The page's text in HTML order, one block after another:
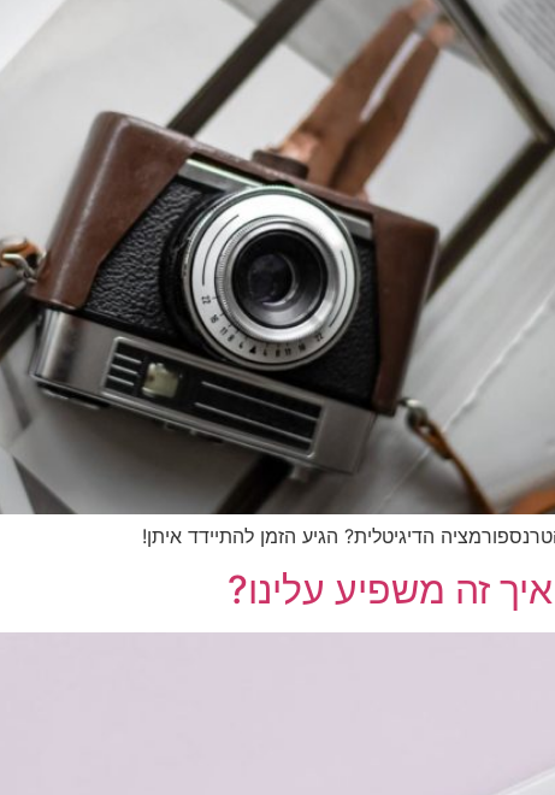
הדיגיטלית? הגיע הזמן להתיידד איתן!
זה משפיע עלינו?